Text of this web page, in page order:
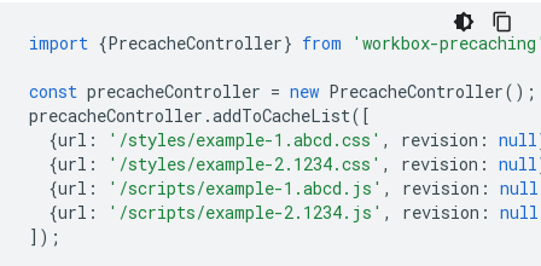
import {PrecacheController} from 'workbox-
const precacheController = new PrecacheController();
precacheController .addToCacheList([
{url : '/styles/example-1.abcd.css' , revision : null
{url : '/styles/example-2.1234.css' , revision : null
{url : '/scripts/example-1.abcd.js' , revision : null
{url : '/scripts/example-2.1234.js' , revision : null
]);